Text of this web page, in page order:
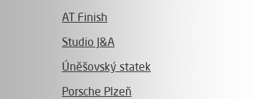
AT Finish
Studio J&A
Úněšovský statek
Porsche Plzeň